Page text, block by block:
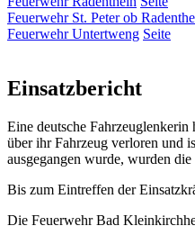
Feuerwehr St. Peter ob
Feuerwehr Untertweng Seite
Einsatzbericht
Eine deutsche
über ihr Fahrzeug verloren und
ausgegangen wurde, wurden
Bis zum Eintreffen der
Die Feuerwehr Bad